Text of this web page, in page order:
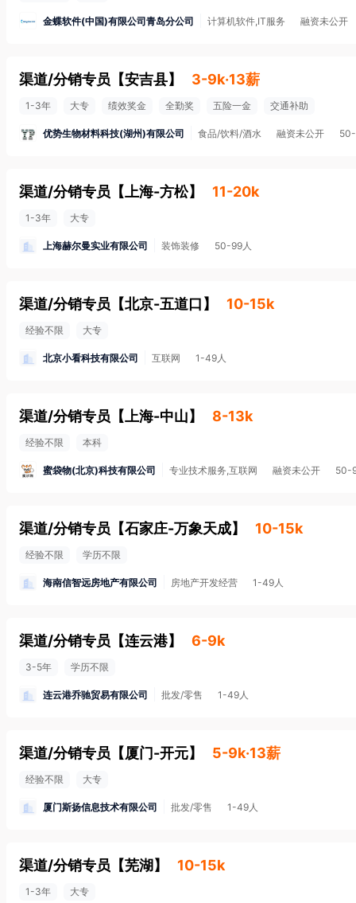
金蝶软件(中国)有限公司青岛分公司 计算机软件,IT服务 融资未公开
渠道/分销专员 【安吉县】 3-9k·13薪
1-3年 大专 绩效奖金 全勤奖 五险一金 交通补助
优势生物材料科技(湖州)有限公司 食品/饮料/酒水 融资未公开
渠道/分销专员 【 上海-方松】 11-20k
1-3年 大专
上海赫尔曼实业有限公司 装饰装修 50-99人
渠道/分销专员 【北京-五道口 】 10-15k
经验不限 大专
北京小看科技有限公司 互联网 1-49人
渠道/分销专员 【 上海-中山】 8-13k
经验不限 本科
蜜袋物(北京)科技有限公司 专业技术服务,互联网 融资未公开 50-
渠道/分销专员 【石家庄-万象天成】 10-15k
经验不限 学历不限
海南信智远房地产有限公司 房地产开发经营 1-49人
渠道/分销专员 【连云港】 6-9k
3-5年 学历不限
连云港乔驰贸易有限公司 批发/零售 1-49人
渠道/分销专员 【厦门-开元】 5-9k·13薪
经验不限 大专
厦门斯扬信息技术有限公司 批发/零售 1-49人
渠道/分销专员 【芜湖 】 10-15k
1-3年 大专